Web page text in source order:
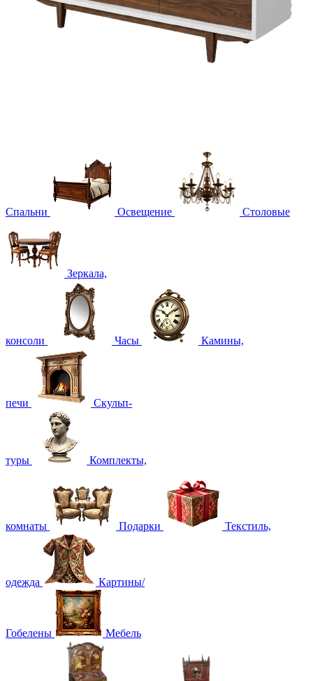
Спальни Освещение Столовые
Зеркала,
консоли Часы Камины,
печи Скульп-
туры Комплекты,
комнаты Подарки Текстиль,
одежда Картины/
Гобелены Мебель